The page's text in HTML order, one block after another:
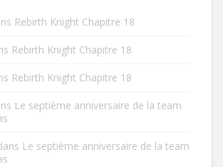
Rebirth Knight Chapitre 18
Rebirth Knight Chapitre 18
Rebirth Knight Chapitre 18
Le septième anniversaire de la team
Le septième anniversaire de la team